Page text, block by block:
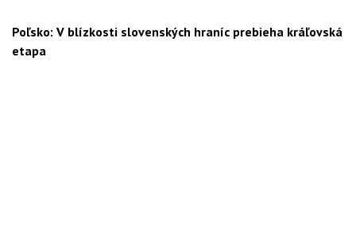
Poľsko: V blízkosti slovenských hraníc prebieha kráľovská
etapa